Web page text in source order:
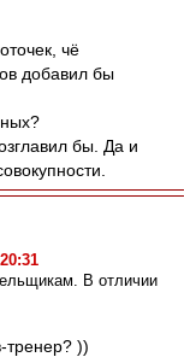
чё
добавил бы
бы. Да и
В отличии
тренер? ))